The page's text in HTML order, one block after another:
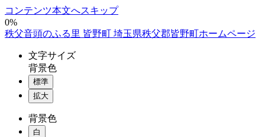
コンテンツ本文へスキップ
0%
秩父音頭のふる里 皆野町 埼玉県秩父郡皆野町ホームページ
文字サイズ
背景色
標準
拡大
背景色
白